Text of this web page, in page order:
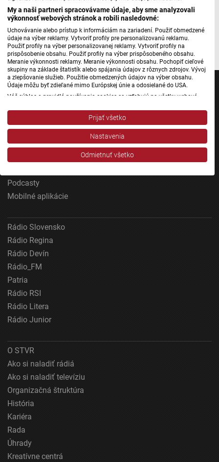
My a naši partneri spracovávame údaje, aby sme analyzovali
výkonnosť webových stránok a robili nasledovné:
Uchovávanie alebo prístup k informáciám na zariadení. Použiť obmedzené
údaje na výber reklamy. Vytvoriť profily pre personalizovanú reklamu.
Použiť profily na výber personalizovanej reklamy. Vytvoriť profily na
prispôsobenie obsahu. Použiť profily na výber prispôsobeného obsahu.
Meranie výkonnosti reklamy. Meranie výkonnosti obsahu. Pochopiť cieľové
skupiny na základe štatistík alebo spájania údajov z rôznych zdrojov. Vývoj
a zlepšovanie služieb. Použitie obmedzených údajov na výber obsahu.
Údaje môžu byť zdieľané mimo Európskej únie a odosielané do USA.
Váš súhlas a pravidlá používania cookies sa vzťahujú na všetky webové
Stred, Rádio Regina Západ, Rádio Patria, Rádio Devín, RTVS, Hudobné
pozdravy, Rádio Slovensko, RSI Francais, RSI English, RSI Slovensky, Rádio
Junior, RSI, Rádio Regina Východ, Rádio_FM, RSI Espanol, NEV.
Zobraziť zoznam partnerov (1 predajcovia IAB)
Vaše údaje používame na nasledujúce účely:
Uchovávanie alebo prístup k informáciám na
zariadení
Vytvoriť profily pre personalizovanú reklamu
Použiť profily na výber personalizovanej
reklamy
Vytvoriť profily na prispôsobenie obsahu
Použiť profily na výber prispôsobeného obsahu
Meranie výkonnosti reklamy
alebo spájania údajov z rôznych zdrojov
Vývoj a zlepšovanie služieb
Použitie obmedzených údajov na výber obsahu
polohe
Prijať všetko
Nastavenia
Odmietnuť všetko
polovici apríla, sa dá prihlásiť ešte aj teraz. Pripravuje ho
Centrum podpory študentov so špecifickými potrebami.
Autor: Michal Herceg
Dvojka
24
Podcasty
Mobilné aplikácie
Rádio Slovensko
Rádio Regina
Rádio Devín
Rádio_FM
Patria
Rádio RSI
Rádio Litera
Rádio Junior
O STVR
Ako si naladiť rádiá
Ako si naladiť televíziu
Organizačná štruktúra
História
Kariéra
Rada
Úhrady
Kreatívne centrá